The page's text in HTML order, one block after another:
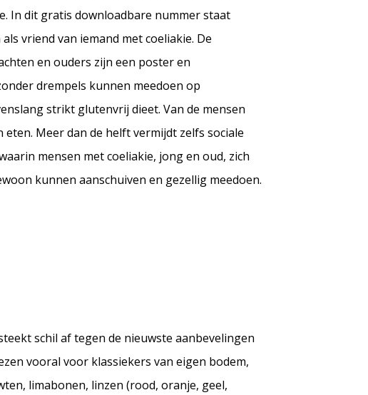
In dit gratis downloadbare nummer staat
vriend van iemand met coeliakie. De
en ouders zijn een poster en
drempels kunnen meedoen op
strikt glutenvrij dieet. Van de mensen
Meer dan de helft vermijdt zelfs sociale
mensen met coeliakie, jong en oud, zich
kunnen aanschuiven en gezellig meedoen.
schil af tegen de nieuwste aanbevelingen
vooral voor klassiekers van eigen bodem,
limabonen, linzen (rood, oranje, geel,